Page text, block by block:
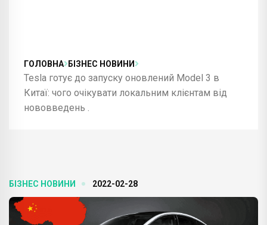
ГОЛОВНА БІЗНЕС НОВИНИ
Tesla готує до запуску оновлений Model 3 в
Китаї: чого очікувати локальним клієнтам від
нововведень .
БІЗНЕС НОВИНИ 2022-02-28